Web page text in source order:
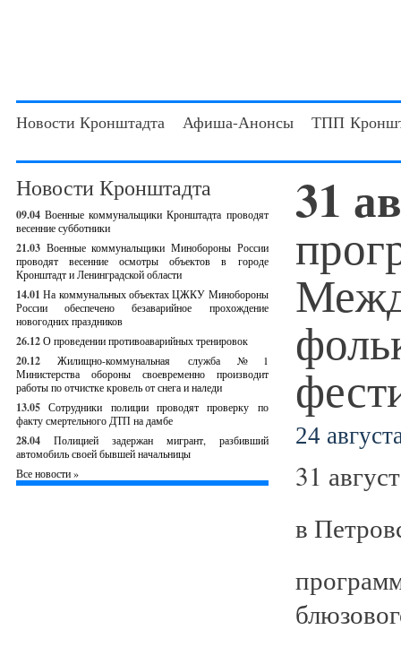
Новости Кронштадта Афиша-Анонсы ТПП
Новости Кронштадта
09.04 Военные коммунальщики Кронштадта проводят
весенние субботники
21.03 Военные коммунальщики Минобороны России
проводят весенние осмотры объектов в городе
Кронштадт и Ленинградской области
14.01 На коммунальных объектах ЦЖКУ Минобороны
России обеспечено безаварийное прохождение
новогодних праздников
26.12О проведении противоаварийных тренировок
20.12
Жилищно-коммунальная служба №1
Министерства обороны своевременно производит
работы по отчистке кровель от снега и наледи
13.05 Сотрудники полиции проводят проверку по
факту смертельного ДТП на дамбе
28.04
Полицией задержан мигрант, разбивший
автомобиль своей бывшей начальницы
Все новости »
31
24
31
в